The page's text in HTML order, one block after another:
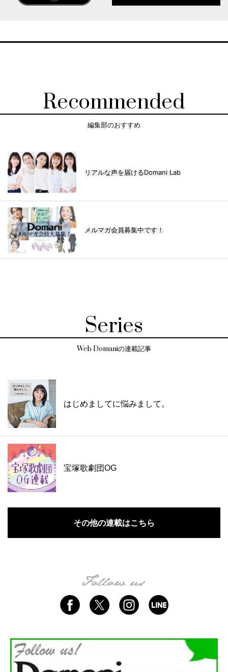
Recommended
編集部のおすすめ
リアルな声を届けるDomani Lab
メルマガ会員募集中です！
Series
Web Domaniの連載記事
はじめましてに悩みまして。
宝塚歌劇団OG
その他の連載はこちら